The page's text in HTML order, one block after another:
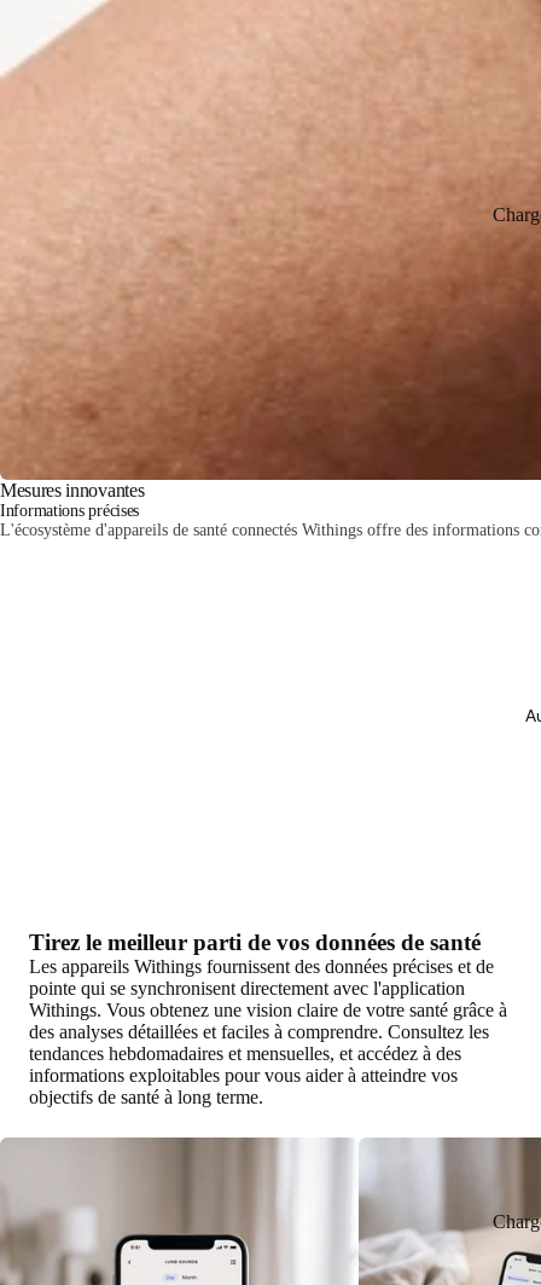
Mesures innovantes
Informations précises
L'écosystème d'appareils de santé connectés Withings offre des informations
Tirez le meilleur parti de vos données de santé
Les appareils Withings fournissent des données précises et de
pointe qui se synchronisent directement avec l'application
Withings. Vous obtenez une vision claire de votre santé grâce à
des analyses détaillées et faciles à comprendre. Consultez les
tendances hebdomadaires et mensuelles, et accédez à des
informations exploitables pour vous aider à atteindre vos
objectifs de santé à long terme.